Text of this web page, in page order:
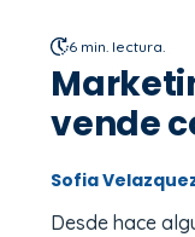
6 min. lectura.
vende
Sofia
Desde hace